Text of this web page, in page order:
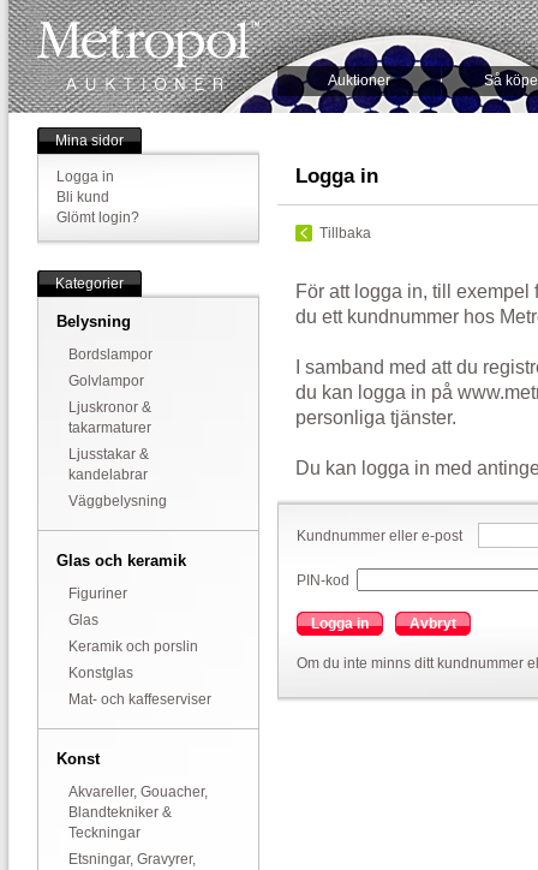
Auktioner Så
Mina sidor
Logga in
Bli kund
Glömt login?
Kategorier
Belysning
Bordslampor
Golvlampor
Ljuskronor &
takarmaturer
Ljusstakar &
kandelabrar
Väggbelysning
Glas och keramik
Figuriner
Glas
Keramik och porslin
Konstglas
Mat- och kaffeserviser
Konst
Akvareller, Gouacher,
Blandtekniker &
Teckningar
Etsningar, Gravyrer,
Logga in
Tillbaka
För att logga in, till exempel
du ett kundnummer hos
I samband med att du
du kan logga in på
personliga tjänster.
Du kan logga in med
Kundnummer eller e-post
PIN-kod
Logga in Avbryt
Om du inte minns ditt kundnummer